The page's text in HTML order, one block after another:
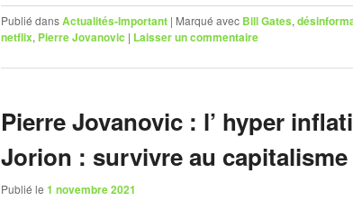
Publié dansActualités-Important | Marqué avec Bill Gates,
netflix, Pierre Jovanovic | Laisser un commentaire
Pierre Jovanovic : l’ hyper
Jorion : survivre au capitalisme
Publié le 1 novembre 2021